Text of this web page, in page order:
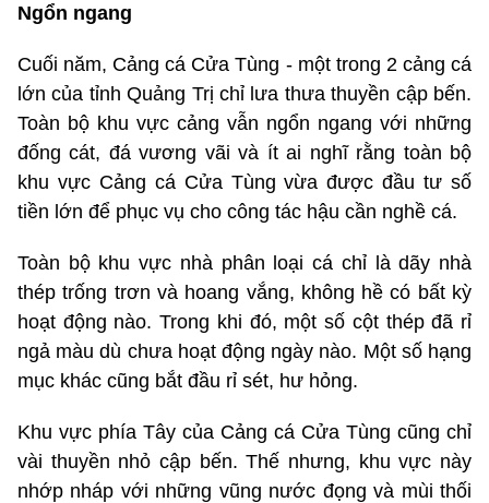
Ngổn ngang
Cuối năm, Cảng cá Cửa Tùng - một trong 2 cảng cá
lớn của tỉnh Quảng Trị chỉ lưa thưa thuyền cập bến.
Toàn bộ khu vực cảng vẫn ngổn ngang với những
đống cát, đá vương vãi và ít ai nghĩ rằng toàn bộ
khu vực Cảng cá Cửa Tùng vừa được đầu tư số
tiền lớn để phục vụ cho công tác hậu cần nghề cá.
Toàn bộ khu vực nhà phân loại cá chỉ là dãy nhà
thép trống trơn và hoang vắng, không hề có bất kỳ
hoạt động nào. Trong khi đó, một số cột thép đã rỉ
ngả màu dù chưa hoạt động ngày nào. Một số hạng
mục khác cũng bắt đầu rỉ sét, hư hỏng.
Khu vực phía Tây của Cảng cá Cửa Tùng cũng chỉ
vài thuyền nhỏ cập bến. Thế nhưng, khu vực này
nhớp nháp với những vũng nước đọng và mùi thối